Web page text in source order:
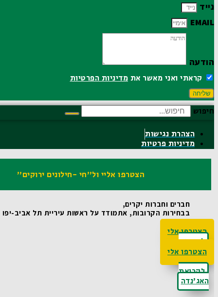
נייד
EMAIL
הודעה
קראתי ואני מאשר אתמדיניות הפרטיות
שליחה
חיפוש
הצהרת נגישות
מדיניות פרטיות
הצטרפו אליי ול"חי -חילונים ירוקים"
חברים וחברות יקרים,
בבחירות הקרובות, אתמודד על ראשות עיריית תל אביב-יפו
הצטרפו אלי
לקריאת
האג'נדה
הצטרפו אלי
לקריאת
האג'נדה